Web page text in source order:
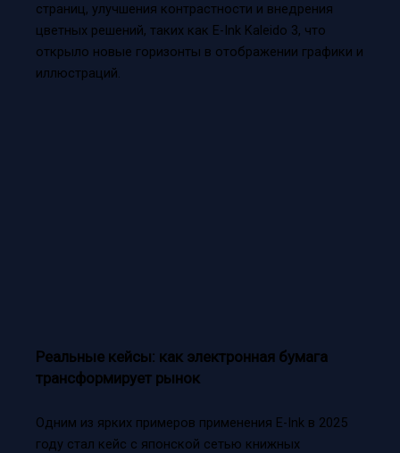
страниц, улучшения контрастности и внедрения
цветных решений, таких как E-Ink Kaleido 3, что
открыло новые горизонты в отображении графики и
иллюстраций.
Реальные кейсы: как электронная бумага
трансформирует рынок
Одним из ярких примеров применения E-Ink в 2025
году стал кейс с японской сетью книжных